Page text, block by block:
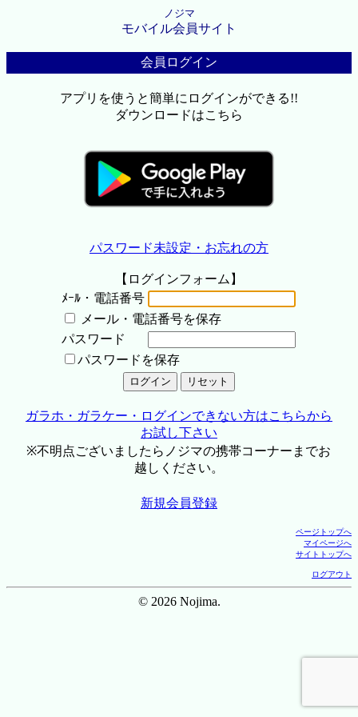
ノジマ
モバイル会員サイト
会員ログイン
アプリを使うと簡単にログインができる!!
ダウンロードはこちら
パスワード未設定・お忘れの方
【ログインフォーム】
ﾒｰﾙ・電話番号
メール・電話番号を保存
パスワード
パスワードを保存
ガラホ・ガラケー・ログインできない方はこちらから
お試し下さい
※不明点ございましたらノジマの携帯コーナーまでお
越しください。
新規会員登録
ページトップへ
マイページへ
サイトトップへ
ログアウト
© 2026 Nojima.